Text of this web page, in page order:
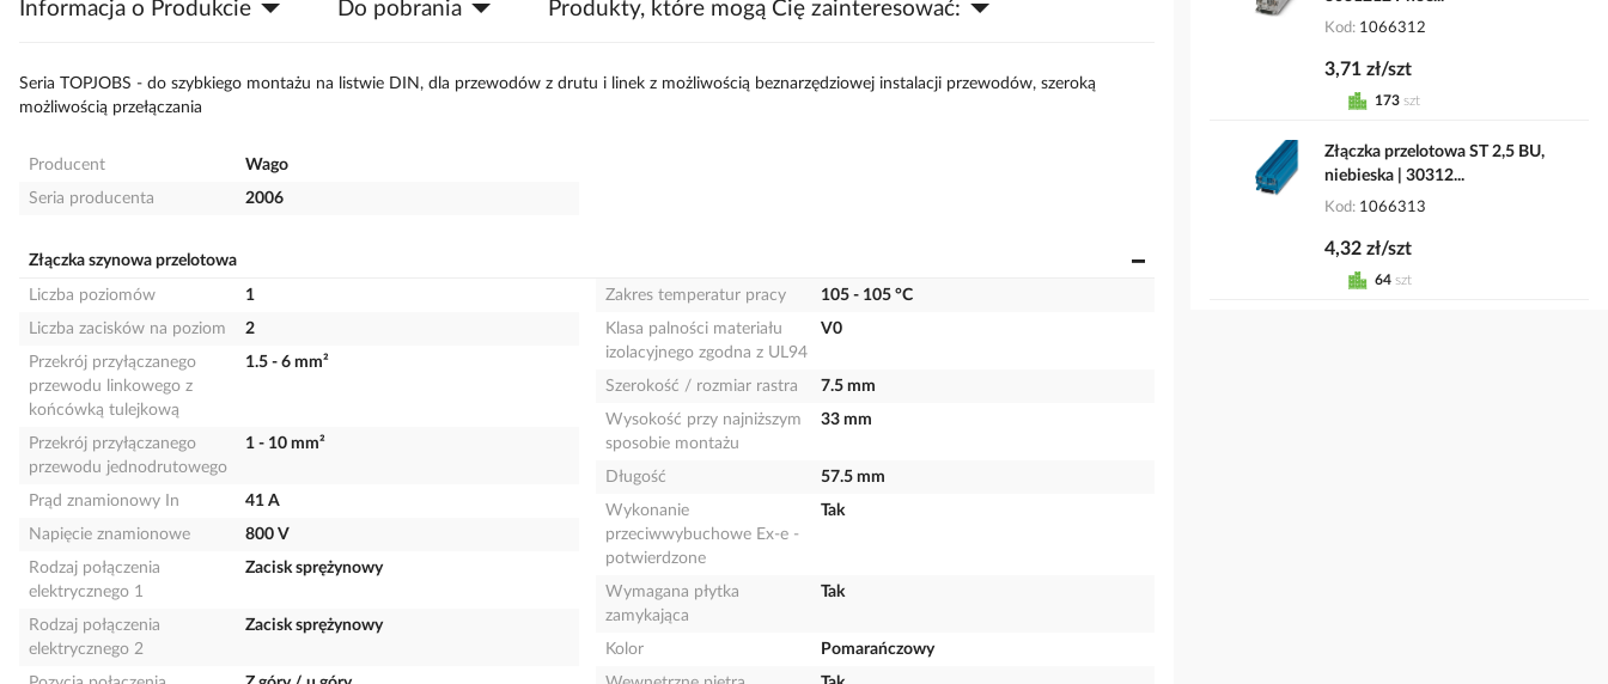
galerii
Informacja o Produkcie Do pobrania Produkty, które mogą Cię zainteresować:
Seria TOPJOBS - do szybkiego montażu na listwie DIN, dla przewodów z drutu i linek z możliwością beznarzędziowej instalacji przewodów, szeroką
możliwością przełączania
Producent
Wago
Seria producenta
2006
Złączka szynowa przelotowa
Liczba poziomów
1
Liczba zacisków na poziom
2
Przekrój przyłączanego
przewodu linkowego z
końcówką tulejkową
1.5 - 6 mm²
Przekrój przyłączanego
przewodu jednodrutowego
1 - 10 mm²
Prąd znamionowy In
41 A
Napięcie znamionowe
800 V
Rodzaj połączenia
elektrycznego 1
Zacisk sprężynowy
Rodzaj połączenia
elektrycznego 2
Zacisk sprężynowy
Zakres temperatur pracy
105 - 105 °C
Klasa palności materiału
izolacyjnego zgodna z UL94
V0
Szerokość / rozmiar rastra
7.5 mm
Wysokość przy najniższym
sposobie montażu
33 mm
Długość
57.5 mm
Wykonanie
przeciwwybuchowe Ex-e -
potwierdzone
Tak
Wymagana płytka
zamykająca
Tak
Kolor
Pomarańczowy
Kod 1066312
3,71 zł/szt
173 szt
Złączka przelotowa ST 2,5 BU,
niebieska | 30312...
Kod 1066313
4,32 zł/szt
64 szt